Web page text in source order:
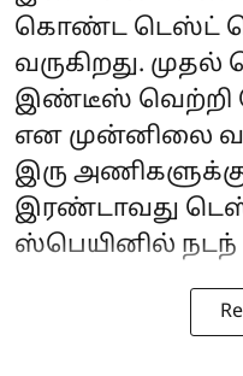
கொண்ட டெஸ்ட்
வருகிறது.
இண்டீஸ் வெற்றி
என முன்னிலை
இரு
இரண்டாவது
ஸ்பெயினில் நடந்